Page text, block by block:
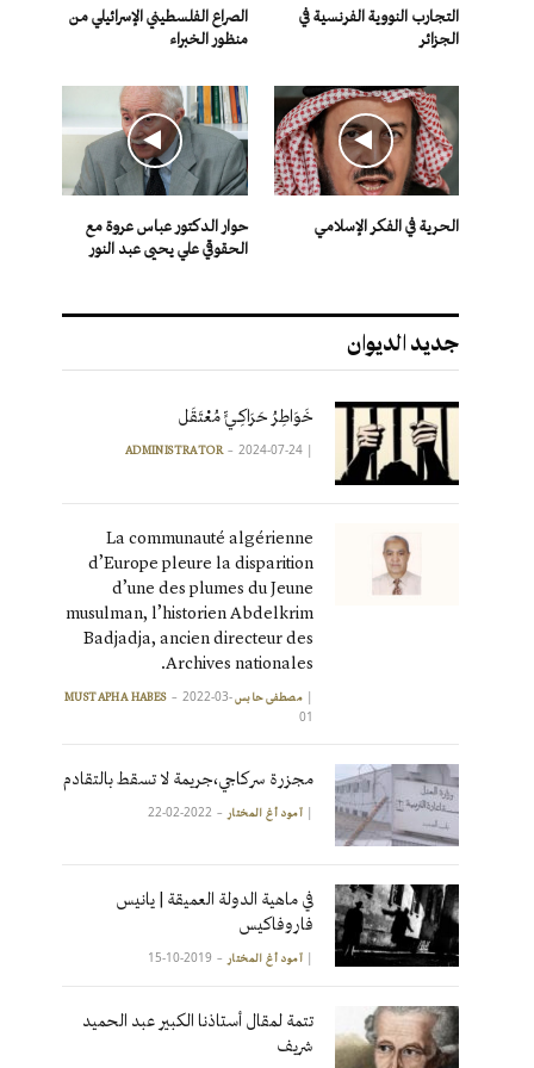
التجارب النووية الفرنسية في
الجزائر
الصراع الفلسطيني الإسرائيلي من
منظور الخبراء
الحرية في الفكر الإسلامي
حوار الدكتور عباس عروة مع
الحقوقي علي يحيى عبد النور
جديد الديوان
خَوَاطِرُ حَرَاكِـيٍّ مُعْتَقَل
|
ADMINISTRATOR 2024-07-24
La communauté algérienne
d’Europe pleure la disparition
d’une des plumes du Jeune
musulman, l’historien Abdelkrim
Badjadja, ancien directeur des
Archives nationales.
| مصطفى حابس MUSTAPHA HABES2022-03-
01
مجزرة سركاجي،جريمة لا تسقط بالتقادم
| آمود أغ المختار 2022-02-22
في ماهية الدولة العميقة | يانيس
فاروفاكيس
| آمود أغ المختار 2019-10-15
تتمة لمقال أستاذنا الكبير عبد الحميد
شريف